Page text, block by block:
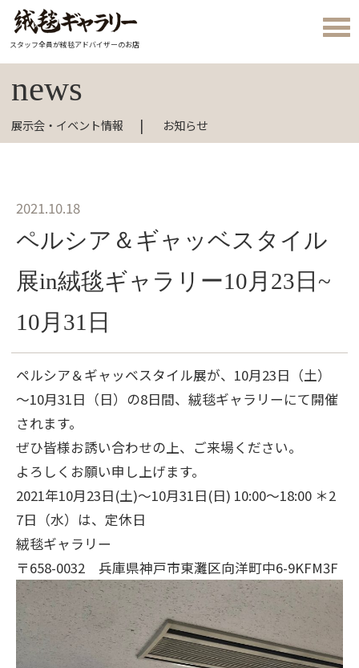
スタッフ全員が絨毯アドバイザーのお店
news
展示会・イベント情報 お知らせ
2021.10.18
ペルシア＆ギャッベスタイル
展in絨毯ギャラリー10月23日~
10月31日
ペルシア＆ギャッベスタイル展が、10月23日（土）
～10月31日（日）の8日間、絨毯ギャラリーにて開催
されます。
ぜひ皆様お誘い合わせの上、ご来場ください。
よろしくお願い申し上げます。
2021年10月23日(土)～10月31日(日) 10:00～18:00 ＊2
7日（水）は、定休日
絨毯ギャラリー
〒658-0032 兵庫県神戸市東灘区向洋町中6-9KFM3F